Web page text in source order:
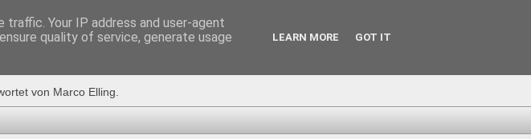
von Marco Elling.
Your IP address and user-agent
quality of service, generate usage
LEARN MORE GOT IT